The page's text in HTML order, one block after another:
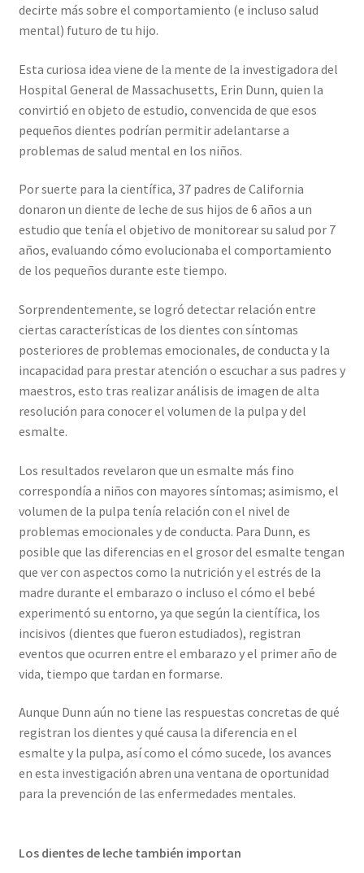
decirte más sobre el comportamiento (e incluso salud
mental) futuro de tu hijo.
Esta curiosa idea viene de la mente de la investigadora del
Hospital General de Massachusetts, Erin Dunn, quien la
convirtió en objeto de estudio, convencida de que esos
pequeños dientes podrían permitir adelantarse a
problemas de salud mental en los niños.
Por suerte para la científica, 37 padres de California
donaron un diente de leche de sus hijos de 6 años a un
estudio que tenía el objetivo de monitorear su salud por 7
años, evaluando cómo evolucionaba el comportamiento
de los pequeños durante este tiempo.
Sorprendentemente, se logró detectar relación entre
ciertas características de los dientes con síntomas
posteriores de problemas emocionales, de conducta y la
incapacidad para prestar atención o escuchar a sus padres y
maestros, esto tras realizar análisis de imagen de alta
resolución para conocer el volumen de la pulpa y del
esmalte.
Los resultados revelaron que un esmalte más fino
correspondía a niños con mayores síntomas; asimismo, el
volumen de la pulpa tenía relación con el nivel de
problemas emocionales y de conducta. Para Dunn, es
posible que las diferencias en el grosor del esmalte tengan
que ver con aspectos como la nutrición y el estrés de la
madre durante el embarazo o incluso el cómo el bebé
experimentó su entorno, ya que según la científica, los
incisivos (dientes que fueron estudiados), registran
eventos que ocurren entre el embarazo y el primer año de
vida, tiempo que tardan en formarse.
Aunque Dunn aún no tiene las respuestas concretas de qué
registran los dientes y qué causa la diferencia en el
esmalte y la pulpa, así como el cómo sucede, los avances
en esta investigación abren una ventana de oportunidad
para la prevención de las enfermedades mentales.
Los dientes de leche también importan